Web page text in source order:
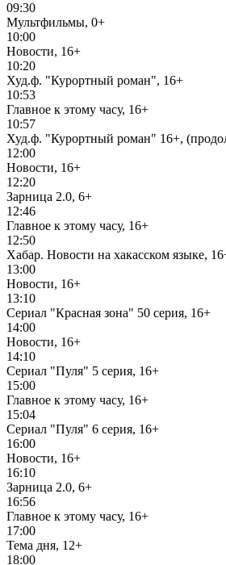
09:30
Мультфильмы, 0+
10:00
Новости, 16+
10:20
Худ.ф. "Курортный роман", 16+
10:53
Главное к этому часу, 16+
10:57
Худ.ф. "Курортный роман" 16+,
12:00
Новости, 16+
12:20
Зарница 2.0, 6+
12:46
Главное к этому часу, 16+
12:50
Хабар. Новости на хакасском языке,
13:00
Новости, 16+
13:10
Сериал "Красная зона" 50 серия, 16+
14:00
Новости, 16+
14:10
Сериал "Пуля" 5 серия, 16+
15:00
Главное к этому часу, 16+
15:04
Сериал "Пуля" 6 серия, 16+
16:00
Новости, 16+
16:10
Зарница 2.0, 6+
16:56
Главное к этому часу, 16+
17:00
Тема дня, 12+
18:00